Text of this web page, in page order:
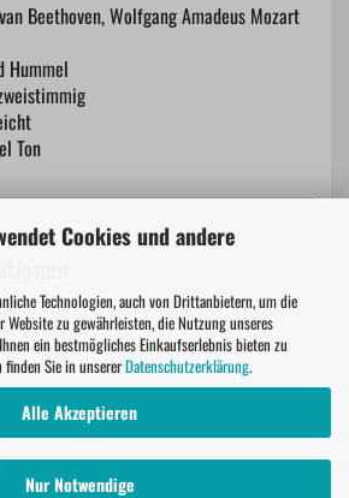
Cookies und andere
Technologien, auch von Drittanbietern, um die
zu gewährleisten, die Nutzung unseres
ein bestmögliches Einkaufserlebnis bieten zu
Sie in unsererDatenschutzerklärung.
Alle Akzeptieren
Nur Notwendige
Beethoven, Wolfgang Amadeus Mozart
Hummel
Ton